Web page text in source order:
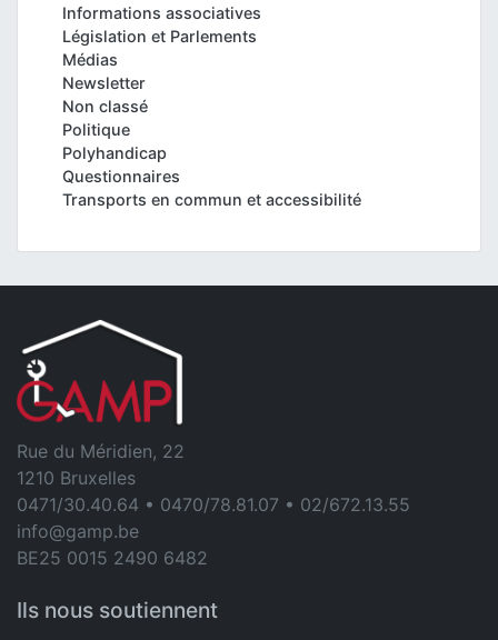
Informations associatives
Législation et Parlements
Médias
Newsletter
Non classé
Politique
Polyhandicap
Questionnaires
Transports en commun et accessibilité
Rue du Méridien, 22
1210 Bruxelles
0471/30.40.64 • 0470/78.81.07 • 02/672.13.55
info@gamp.be
BE25 0015 2490 6482
Ils nous soutiennent